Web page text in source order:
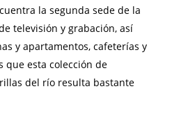
la segunda sede de la
televisión y grabación, así
y apartamentos, cafeterías y
que esta colección de
del río resulta bastante